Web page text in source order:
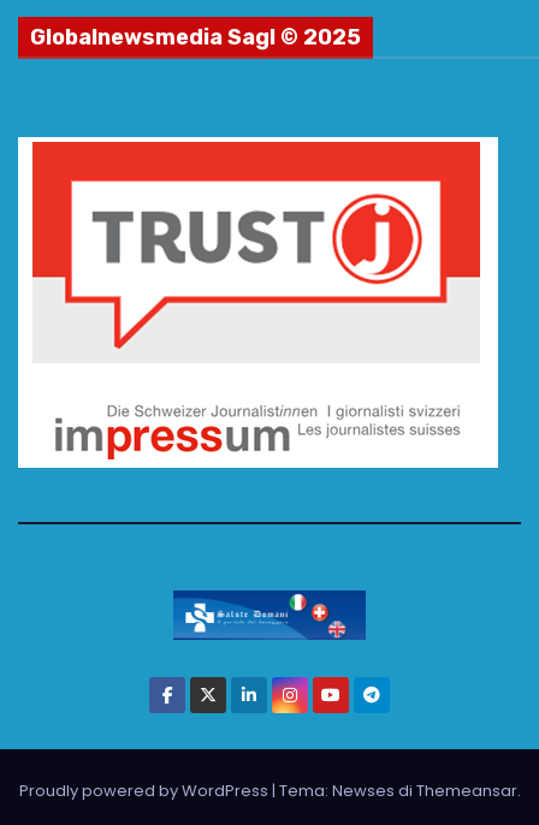
Globalnewsmedia Sagl © 2025
Proudly powered by WordPress | Tema: Newses di Themeansar.